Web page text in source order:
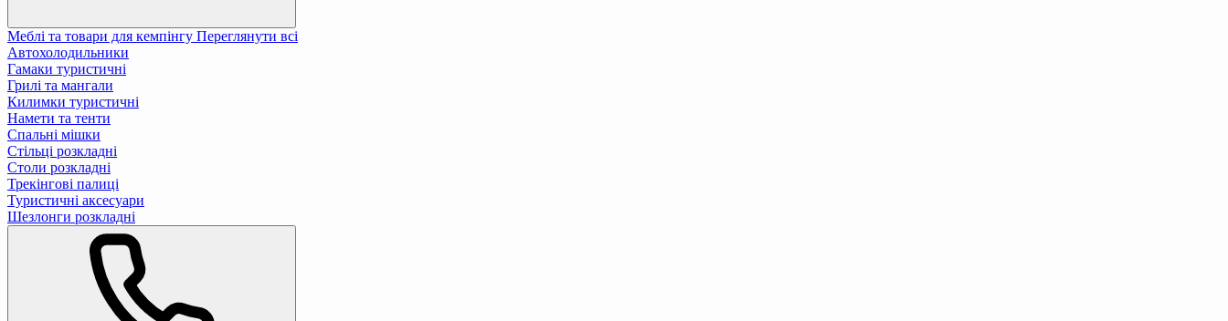
Меблі та товари для кемпінгу Переглянути всі
Автохолодильники
Гамаки туристичні
Грилі та мангали
Килимки туристичні
Намети та тенти
Спальні мішки
Стільці розкладні
Столи розкладні
Трекінгові палиці
Туристичні аксесуари
Шезлонги розкладні